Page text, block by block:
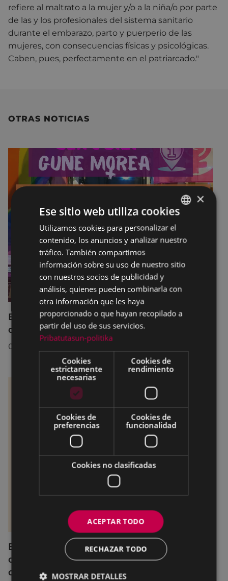
refiere al maltrato a la mujer y/o a la niña/o por parte
de las y los profesionales del sistema sanitario
durante el embarazo, parto y puerperio de las
mujeres, con consecuencias físicas y psicológicas.
Caben, pues, perfectamente en el patriarcado."
OTRAS NOTICIAS
El servicio SexuBizi-Gune Morea estará
disponible en las fiestas de Amaña
01/07/2026
El servicio SexuBizi-Gune Morea estará
disponible en San Juanes, con ampliación
del horario de atención telefónica
BASQUE
SPANISH
×
Ese sitio web utiliza cookies
Utilizamos cookies para personalizar el
contenido, los anuncios y analizar nuestro
tráfico. También compartimos
información sobre su uso de nuestro sitio
con nuestros socios de publicidad y
análisis, quienes pueden combinarla con
otra información que les haya
proporcionado o que hayan recopilado a
partir del uso de sus servicios.
Pribatutasun-politika
Cookies
estrictamente
necesarias
Cookies de
rendimiento
Cookies de
preferencias
Cookies de
funcionalidad
Cookies no clasificadas
ACEPTAR TODO
RECHAZAR TODO
MOSTRAR DETALLES